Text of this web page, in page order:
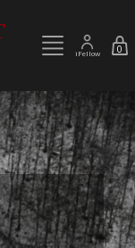
iFellow 0